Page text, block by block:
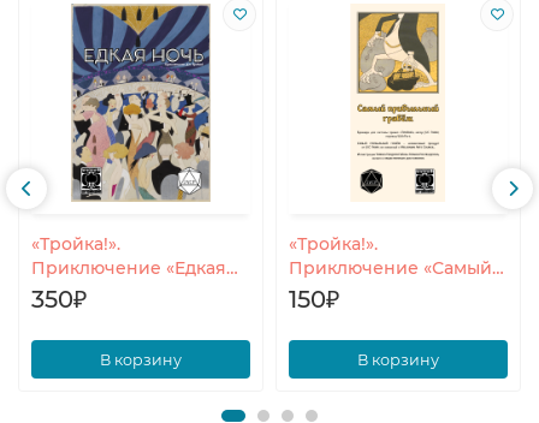
«Тройка!».
Приключение «Едкая
ночь».
350₽
В корзину
«Тройка!».
Приключение «Самый
прибыльный грабёж».
150₽
В корзину